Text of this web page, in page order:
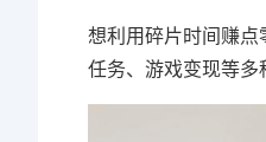
想利用碎片时间赚
任务、游戏变现等